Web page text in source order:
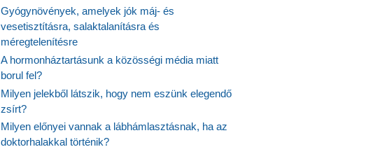
Gyógynövények, amelyek jók máj- és
vesetisztításra, salaktalanításra és
méregtelenítésre
A hormonháztartásunk a közösségi média miatt
borul fel?
Milyen jelekből látszik, hogy nem eszünk elegendő
zsírt?
Milyen előnyei vannak a lábhámlasztásnak, ha az
doktorhalakkal történik?